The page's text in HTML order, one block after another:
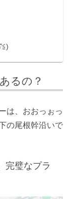
るの？
は、おおっぉっ
の尾根幹沿いで
完璧なプラ